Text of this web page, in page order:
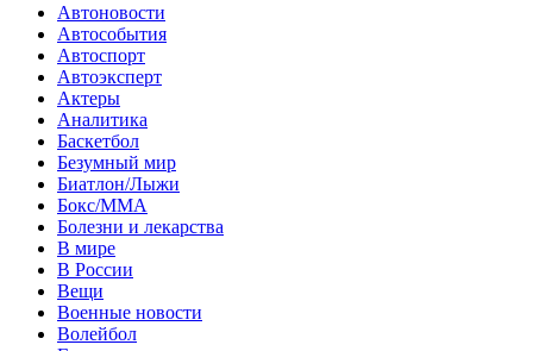
Автоновости
Автособытия
Автоспорт
Автоэксперт
Актеры
Аналитика
Баскетбол
Безумный мир
Биатлон/Лыжи
Бокс/MMA
Болезни и лекарства
В мире
В России
Вещи
Военные новости
Волейбол